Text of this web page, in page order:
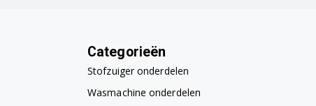
Categorieën
Stofzuiger onderdelen
Wasmachine onderdelen